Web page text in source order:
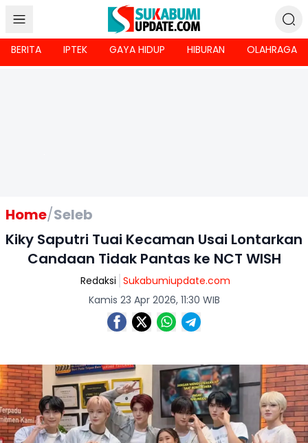
BERITA IPTEK GAYA HIDUP HIBURAN OLAHRAGA
Home/Seleb
Kiky Saputri Tuai Kecaman Usai Lontarkan
Candaan Tidak Pantas ke NCT WISH
Redaksi Sukabumiupdate.com
Kamis 23 Apr 2026, 11:30 WIB